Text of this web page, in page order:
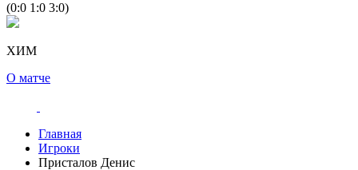
(0:0 1:0 3:0)
ХИМ
О матче
Главная
Игроки
Присталов Денис